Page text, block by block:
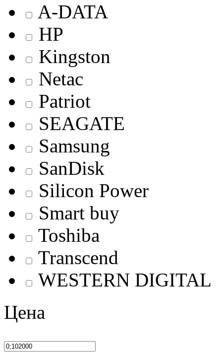
A-DATA
HP
Kingston
Netac
Patriot
SEAGATE
Samsung
SanDisk
Silicon Power
Smart buy
Toshiba
Transcend
WESTERN DIGITAL
Цена